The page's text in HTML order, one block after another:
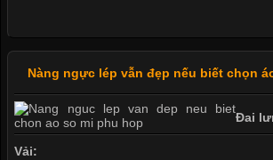
Nàng ngực lép vẫn đẹp nếu biết chọn
Đai
Vải: